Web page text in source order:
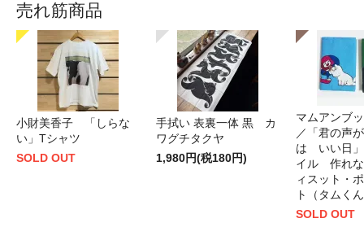
売れ筋商品
小財美香子 「しらな
い」Tシャツ
SOLD OUT
手拭い 表裏一体 黒 カ
ワグチタクヤ
1,980円(税180円)
マムアンブ
／「君の声
は いい日」
イル 作れ
ィスット・
ト（タムく
SOLD OUT